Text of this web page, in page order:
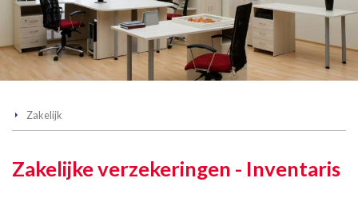
Zakelijk
Zakelijke verzekeringen - Inventaris